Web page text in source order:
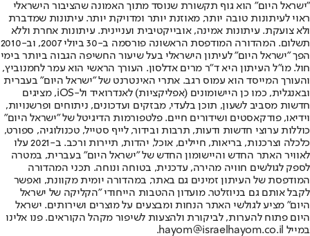
"ישראל היום" הוא גוף תקשורת שנוסד מתוך האמונה שהציבור הישראלי
ראוי לעיתונות טובה יותר, מאוזנת יותר ומדויקת יותר. עיתונות שמדברת
ולא צועקת. עיתונות אמינה, אובייקטיבית ועניינית. עיתונות אחרת וללא
תשלום. המהדורה המודפסת הראשונה פורסמה ב-30 ביולי 2007, וב-2010
הפך "ישראל היום" לעיתון הישראלי בעל שיעור החשיפה הגבוה ביותר בימי
חול. מו"ל העיתון היא ד"ר מרים אדלסון. העורך הראשי הוא עמר לחמנוביץ,
והעורך המייסד הוא עמוס רגב. אתרי האינטרנט של "ישראל היום" בעברית
ובאנגלית, כמו כן היישומונים (אפליקציות) לאנדרואיד ול-iOS, מציגים
חדשות מסביב לשעון, תוכן בלעדי, מבזקים ועדכונים, ניתוחים ופרשנויות,
וידיאו, פודקאסטים ושידורים חיים. פלטפורמות הדיגיטל של "ישראל היום"
כוללות ערוצי חדשות ודעות, תרבות ובידור, לייף סטייל, טכנולוגיה, ספורט,
כלכלה וצרכנות, בריאות, חיילים, אוכל, יהדות, תיירות ורכב. ב-2021 עלו
לאוויר האתר החדש והיישומון החדש של "ישראל היום" בעברית, במטרה
לספק לגולשים חוויה מהירה, עדכנית, בטוחה ונוחה. תכני המהדורה
המודפסת של העיתון זמינים גם באתר, במהדורה יומית מקוונת, ואפשר
לקבל אותם גם בניוזלטר. מועדון ההטבות הייחודי "הקליקה של ישראל
היום" מציע לגולשי האתר הנחות ומבצעים על מוצרים ושירותים. ישראל
היום פתוח להערות, לביקורת ולהצעות לשיפור מקהל הקוראים. פנו אלינו
במייל hayom@israelhayom.co.il.